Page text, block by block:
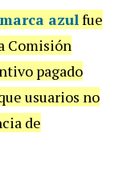
azulfue
Comisión
pagado
usuarios no
de